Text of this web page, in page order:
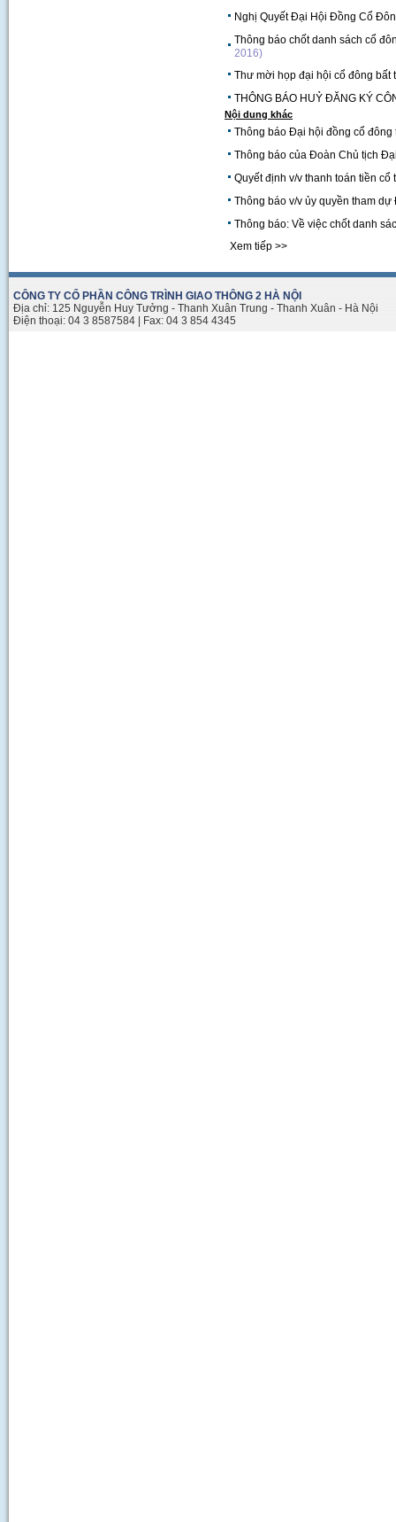
Nghị Quyết Đại Hội Đồng Cổ
Thông báo chốt danh sách cổ
2016)
Thư mời họp đại hội cổ đông bất
THÔNG BÁO HUỶ ĐĂNG KÝ
Nội dung khác
Thông báo Đại hội đồng cổ
Thông báo của Đoàn Chủ tịch
Quyết định v/v thanh toán tiền
Thông báo v/v ủy quyền tham
Thông báo: Về việc chốt danh
Xem tiếp >>
CÔNG TY CỔ PHẦN CÔNG TRÌNH GIAO THÔNG 2 HÀ NỘI
Địa chỉ: 125 Nguyễn Huy Tưởng - Thanh Xuân Trung - Thanh Xuân - Hà Nội
Điện thoại: 04 3 8587584 | Fax: 04 3 854 4345